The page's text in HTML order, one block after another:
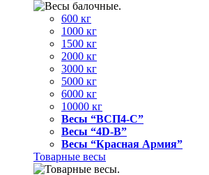
600 кг
1000 кг
1500 кг
2000 кг
3000 кг
5000 кг
6000 кг
10000 кг
Весы “ВСП4-С”
Весы “4D-В”
Весы “Красная Армия”
Товарные весы